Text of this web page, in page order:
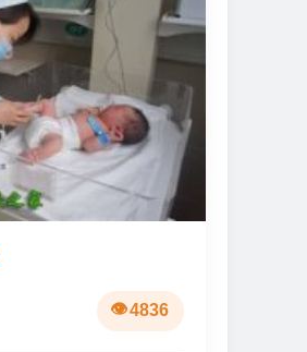
4836